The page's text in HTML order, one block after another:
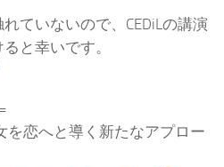
ていないので、CEDiLの講演
と幸いです。
を恋へと導く新たなアプロー